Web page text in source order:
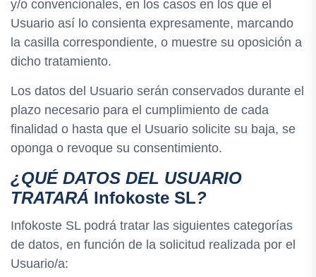
y/o convencionales, en los casos en los que el
Usuario así lo consienta expresamente, marcando
la casilla correspondiente, o muestre su oposición a
dicho tratamiento.
Los datos del Usuario serán conservados durante el
plazo necesario para el cumplimiento de cada
finalidad o hasta que el Usuario solicite su baja, se
oponga o revoque su consentimiento.
¿QUÉ DATOS DEL USUARIO
TRATARÁ Infokoste SL?
Infokoste SL podrá tratar las siguientes categorías
de datos, en función de la solicitud realizada por el
Usuario/a: